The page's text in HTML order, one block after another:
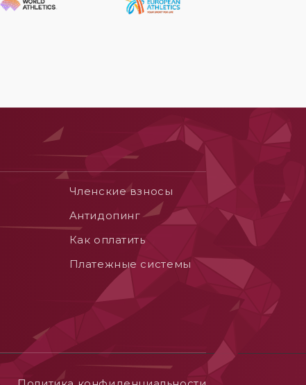
Членские взносы
Aнтидопинг
Как оплатить
Платежные системы